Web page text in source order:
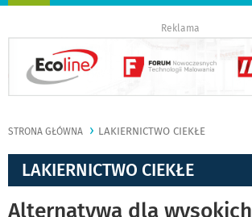
Reklama
STRONA GŁÓWNA LAKIERNICTWO CIEKŁE
LAKIERNICTWO CIEKŁE
Alternatywa dla wysokich